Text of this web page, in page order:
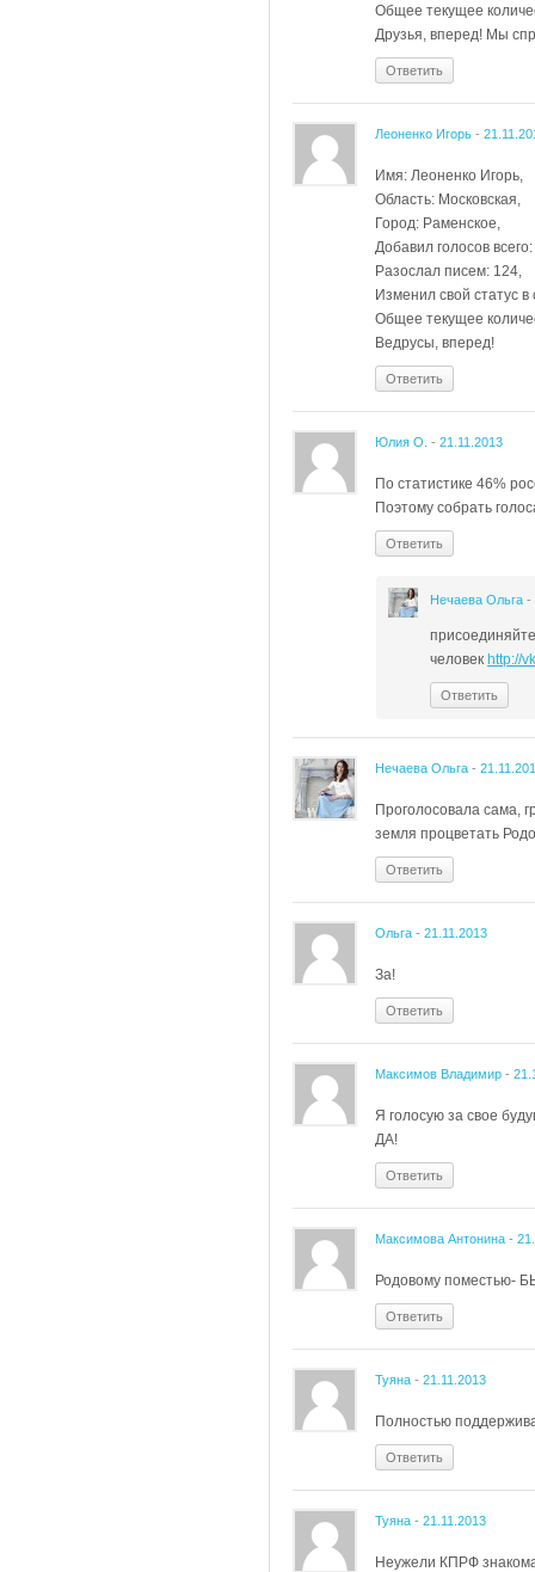
Общее текущее
Друзья, вперед! Мы
Ответить
Леоненко Игорь -
Имя: Леоненко Игорь,
Область: Московская,
Город: Раменское,
Добавил голосов
Разослал писем: 124,
Изменил свой статус
Общее текущее
Ведрусы, вперед!
Ответить
Юлия О. - 21.11.2013
По статистике 46%
Поэтому собрать
Ответить
Нечаева Ольга -
человек http://
Ответить
Нечаева Ольга -
Проголосовала сама,
земля процветать
Ответить
Ольга - 21.11.2013
За!
Ответить
Максимов Владимир -
Я голосую за свое
ДА!
Ответить
Максимова Антонина -
Родовому поместью-
Ответить
Туяна - 21.11.2013
Полностью
Ответить
Туяна - 21.11.2013
Неужели КПРФ